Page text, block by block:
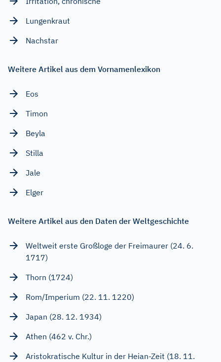
Lungenkraut
Nachstar
Weitere Artikel aus dem Vornamenlexikon
Eos
Timon
Beyla
Stilla
Jale
Elger
Weitere Artikel aus den Daten der Weltgeschichte
Weltweit erste Großloge der Freimaurer (24. 6.
1717)
Thorn (1724)
Rom/Imperium (22. 11. 1220)
Japan (28. 12. 1934)
Athen (462 v. Chr.)
Aristokratische Kultur in der Heian-Zeit (18. 11.